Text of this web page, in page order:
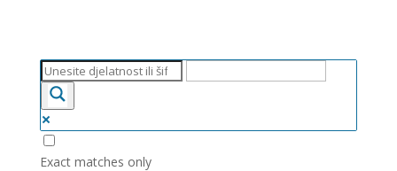
Exact matches only